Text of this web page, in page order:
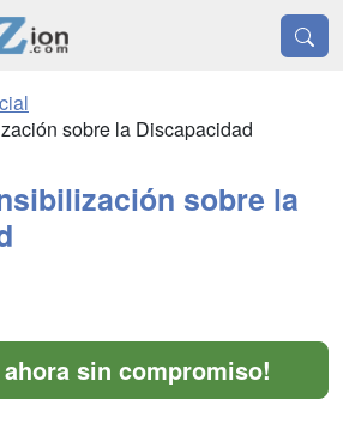
sobre la Discapacidad
sobre la
ahora sin compromiso!